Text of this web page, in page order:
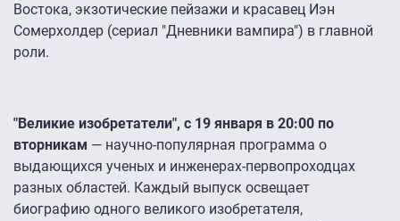
Востока, экзотические пейзажи и красавец Иэн
Сомерхолдер (сериал "Дневники вампира") в главной
роли.
"Великие изобретатели", с 19 января в 20:00 по
вторникам ― научно-популярная программа о
выдающихся ученых и инженерах-первопроходцах
разных областей. Каждый выпуск освещает
биографию одного великого изобретателя,